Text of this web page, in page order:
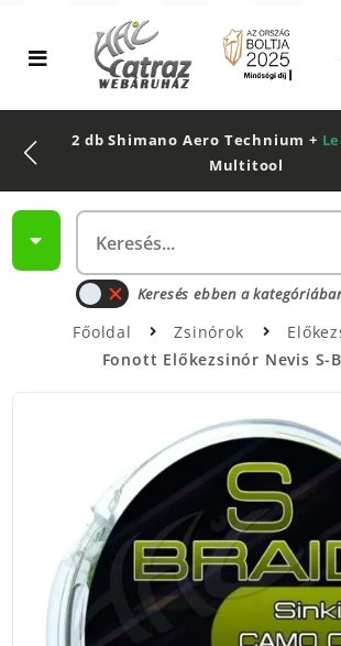
2 db Shimano Aero Technium +
Multitool
Keresés ebben a
Főoldal Zsinórok
Fonott Előkezsinór Nevis S-